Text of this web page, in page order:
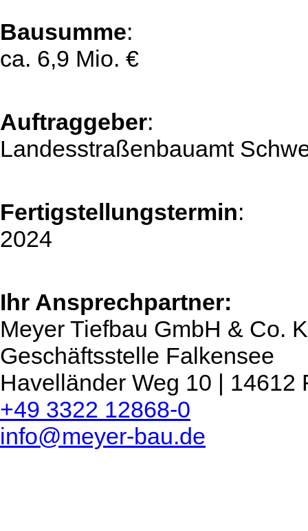
Bausumme:
ca. 6,9 Mio. €
Auftraggeber:
Landesstraßenbauamt
Fertigstellungstermin:
2024
Ihr Ansprechpartner:
Meyer Tiefbau GmbH & Co.
Geschäftsstelle Falkensee
Havelländer Weg 10 | 14612
+49 3322 12868-0
info@meyer-bau.de